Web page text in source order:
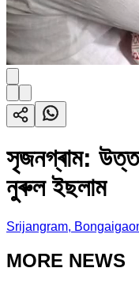
সৃজনগ্ৰাম:
নুৰুল ইছলাম
Srijangram,
MORE NEWS